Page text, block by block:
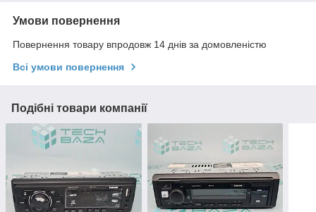
Умови повернення
Повернення товару впродовж 14 днів за домовленістю
Всі умови повернення
Подібні товари компанії